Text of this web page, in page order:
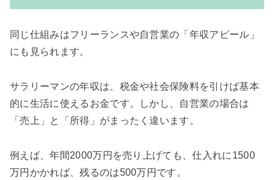
同じ仕組みはフリーランスや自営業の「年収アピール」
にも見られます。
サラリーマンの年収は、税金や社会保険料を引けば基本
的に生活に使えるお金です。しかし、自営業の場合は
「売上」と「所得」がまったく違います。
例えば、年間2000万円を売り上げても、仕入れに1500
万円かかれば、残るのは500万円です。